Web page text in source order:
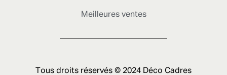
Meilleures ventes
Tous droits réservés © 2024 Déco Cadres